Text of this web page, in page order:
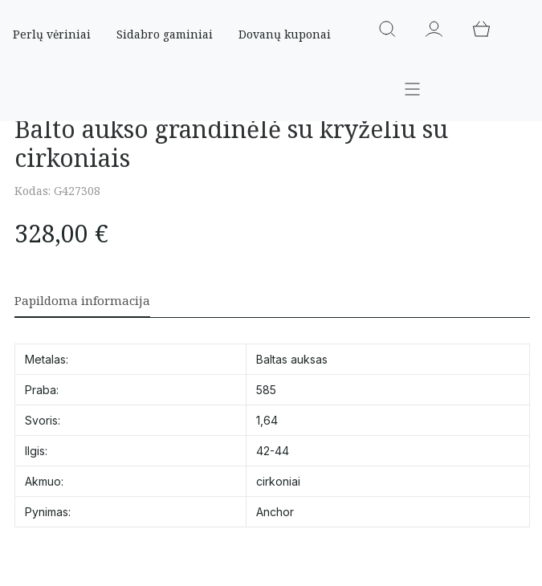
Perlų vėriniai Sidabro gaminiai Dovanų kuponai
Balto aukso grandinėlė su kryželiu su
cirkoniais
Kodas: G427308
328,00 €
Papildoma informacija
Metalas: Baltas auksas
Praba: 585
Svoris: 1,64
Ilgis: 42-44
Akmuo: cirkoniai
Pynimas: Anchor